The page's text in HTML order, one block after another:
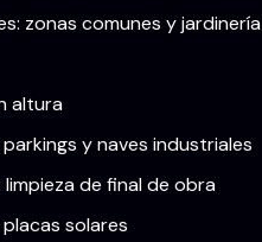
zonas comunes y jardinería
altura
y naves industriales
limpieza de final de obra
solares